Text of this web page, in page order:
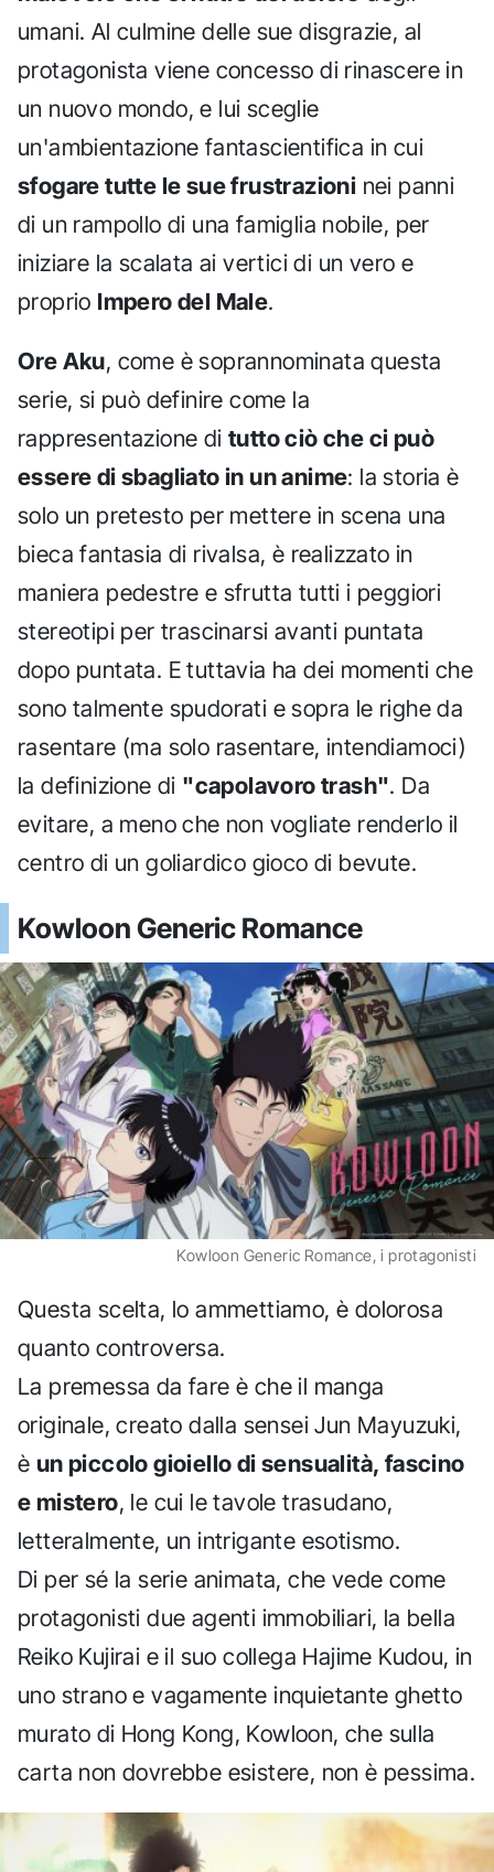
umani. Al culmine delle sue disgrazie, al
protagonista viene concesso di rinascere in
un nuovo mondo, e lui sceglie
un'ambientazione fantascientifica in cui
sfogare tutte le sue frustrazioni nei panni
di un rampollo di una famiglia nobile, per
iniziare la scalata ai vertici di un vero e
proprio Impero del Male.
Ore Aku, come è soprannominata questa
serie, si può definire come la
rappresentazione di tutto ciò che ci può
essere di sbagliato in un anime: la storia è
solo un pretesto per mettere in scena una
bieca fantasia di rivalsa, è realizzato in
maniera pedestre e sfrutta tutti i peggiori
stereotipi per trascinarsi avanti puntata
dopo puntata. E tuttavia ha dei momenti che
sono talmente spudorati e sopra le righe da
rasentare (ma solo rasentare, intendiamoci)
la definizione di "capolavoro trash". Da
evitare, a meno che non vogliate renderlo il
centro di un goliardico gioco di bevute.
Kowloon Generic Romance
Kowloon Generic Romance, i protagonisti
Questa scelta, lo ammettiamo, è dolorosa
quanto controversa.
La premessa da fare è che il manga
originale, creato dalla sensei Jun Mayuzuki,
è un piccolo gioiello di sensualità, fascino
e mistero, le cui le tavole trasudano,
letteralmente, un intrigante esotismo.
Di per sé la serie animata, che vede come
protagonisti due agenti immobiliari, la bella
Reiko Kujirai e il suo collega Hajime Kudou, in
uno strano e vagamente inquietante ghetto
murato di Hong Kong, Kowloon, che sulla
carta non dovrebbe esistere, non è pessima.